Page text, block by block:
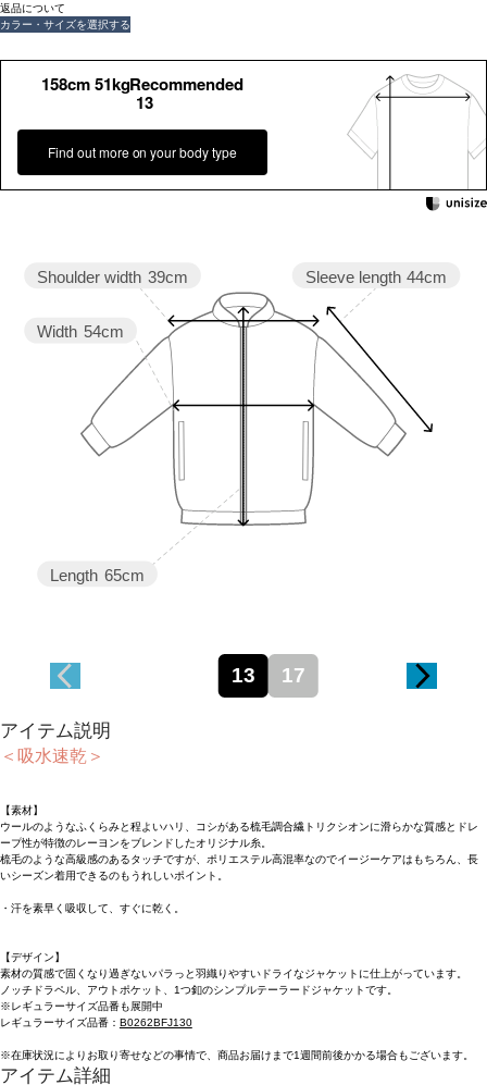
返品について
カラー・サイズを選択する
158cm 51kgRecommended
13
Find out more on your body type
Sleeve length 44cm
Length 65cm
Width 54cm
Shoulder width 39cm
13 17
アイテム説明
＜吸水速乾＞
【素材】
ウールのようなふくらみと程よいハリ、コシがある梳毛調合繊トリクシオンに滑らかな質感とドレ
ープ性が特徴のレーヨンをブレンドしたオリジナル糸。
梳毛のような高級感のあるタッチですが、ポリエステル高混率なのでイージーケアはもちろん、長
いシーズン着用できるのもうれしいポイント。
・汗を素早く吸収して、すぐに乾く。
【デザイン】
素材の質感で固くなり過ぎないパラっと羽織りやすいドライなジャケットに仕上がっています。
ノッチドラペル、アウトポケット、1つ釦のシンプルテーラードジャケットです。
※レギュラーサイズ品番も展開中
レギュラーサイズ品番： B0262BFJ130
※在庫状況によりお取り寄せなどの事情で、商品お届けまで1週間前後かかる場合もございます。
アイテム詳細